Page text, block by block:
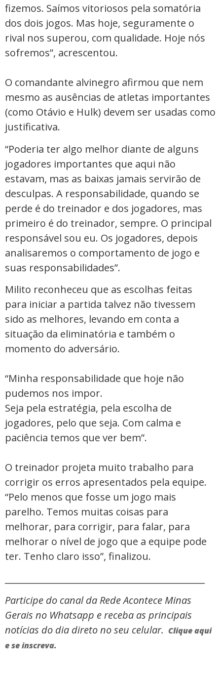
fizemos. Saímos vitoriosos pela somatória
dos dois jogos. Mas hoje, seguramente o
rival nos superou, com qualidade. Hoje nós
sofremos”, acrescentou.
O comandante alvinegro afirmou que nem
mesmo as ausências de atletas importantes
(como Otávio e Hulk) devem ser usadas como
justificativa.
“Poderia ter algo melhor diante de alguns
jogadores importantes que aqui não
estavam, mas as baixas jamais servirão de
desculpas. A responsabilidade, quando se
perde é do treinador e dos jogadores, mas
primeiro é do treinador, sempre. O principal
responsável sou eu. Os jogadores, depois
analisaremos o comportamento de jogo e
suas responsabilidades”.
Milito reconheceu que as escolhas feitas
para iniciar a partida talvez não tivessem
sido as melhores, levando em conta a
situação da eliminatória e também o
momento do adversário.
“Minha responsabilidade que hoje não
pudemos nos impor.
Seja pela estratégia, pela escolha de
jogadores, pelo que seja. Com calma e
paciência temos que ver bem”.
O treinador projeta muito trabalho para
corrigir os erros apresentados pela equipe.
“Pelo menos que fosse um jogo mais
parelho. Temos muitas coisas para
melhorar, para corrigir, para falar, para
melhorar o nível de jogo que a equipe pode
ter. Tenho claro isso”, finalizou.
Participe do canal da Rede Acontece Minas
Gerais no Whatsapp e receba as principais
notícias do dia direto no seu celular. Clique aqui
e se inscreva.